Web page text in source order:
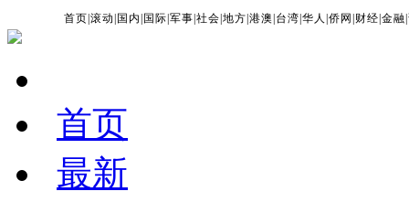
首页 |滚动 国内 国际 |军事 |社会 |地方 |港澳 台湾 |华人 |侨网 财经 |金融 |
首页
最新